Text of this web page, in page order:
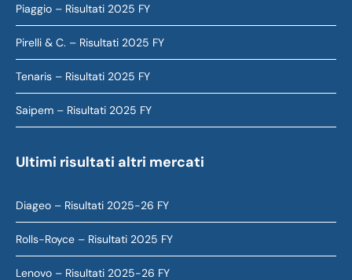
Piaggio – Risultati 2025 FY
Pirelli & C. – Risultati 2025 FY
Tenaris – Risultati 2025 FY
Saipem – Risultati 2025 FY
Ultimi risultati altri mercati
Diageo – Risultati 2025-26 FY
Rolls-Royce – Risultati 2025 FY
Lenovo – Risultati 2025-26 FY